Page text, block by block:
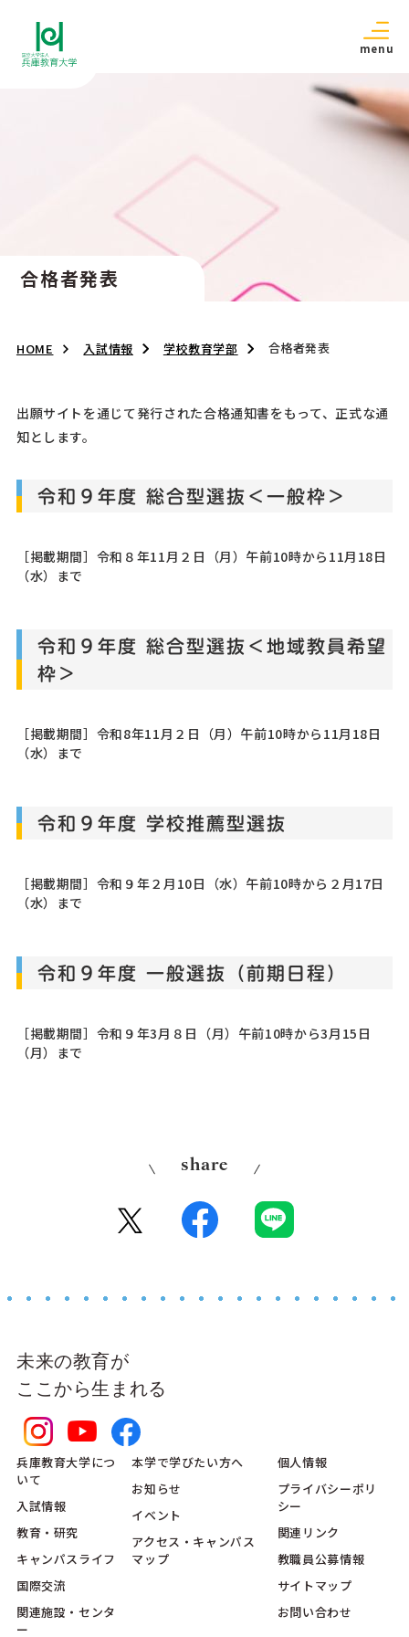
menu
合格者発表
HOME 入試情報 学校教育学部 合格者発表
出願サイトを通じて発行された合格通知書をもって、正式な通
知とします。
令和９年度 総合型選抜＜一般枠＞
［掲載期間］令和８年11月２日（月）午前10時から11月18日
（水）まで
令和９年度 総合型選抜＜地域教員希望
枠＞
［掲載期間］令和8年11月２日（月）午前10時から11月18日
（水）まで
令和９年度 学校推薦型選抜
［掲載期間］令和９年２月10日（水）午前10時から２月17日
（水）まで
令和９年度 一般選抜（前期日程）
［掲載期間］令和９年3月８日（月）午前10時から3月15日
（月）まで
share
未来の教育が
ここから生まれる
兵庫教育大学につ
いて
入試情報
教育・研究
キャンパスライフ
国際交流
関連施設・センタ
ー
本学で学びたい方へ
お知らせ
イベント
アクセス・キャンパス
マップ
個人情報
プライバシーポリ
シー
関連リンク
教職員公募情報
サイトマップ
お問い合わせ